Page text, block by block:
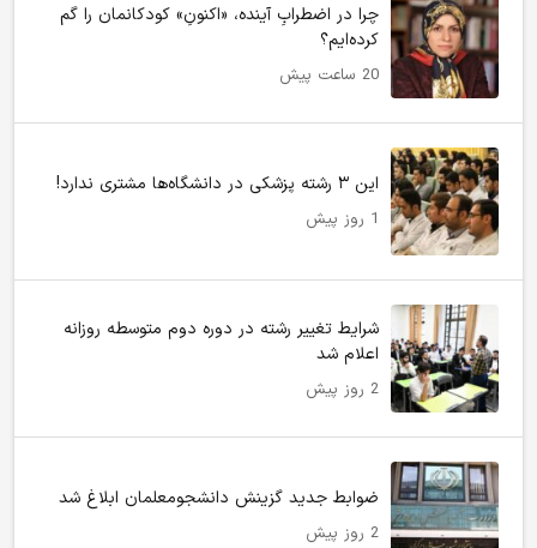
چرا در اضطرابِ آینده، «اکنونِ» کودکانمان را گم
کرده‌ایم؟
20 ساعت پیش
این ۳ رشته پزشکی در دانشگاه‌ها مشتری ندارد!
1 روز پیش
شرایط تغییر رشته در دوره دوم متوسطه روزانه
اعلام شد
2 روز پیش
ضوابط جدید گزینش دانشجومعلمان ابلاغ شد
2 روز پیش